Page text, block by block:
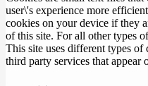
user\'s experience more
cookies on your device if they
of this site. For all other types
This site uses different types of
third party services that appear